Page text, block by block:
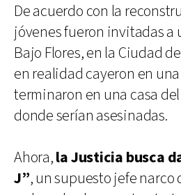
De acuerdo con la
jóvenes fueron invitadas a
Bajo Flores, en la Ciudad
en realidad cayeron en
terminaron en una casa
donde serían asesinadas.
Ahora,la Justicia busca
J”, un supuesto jefe narco